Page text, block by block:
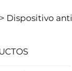
> Dispositivo